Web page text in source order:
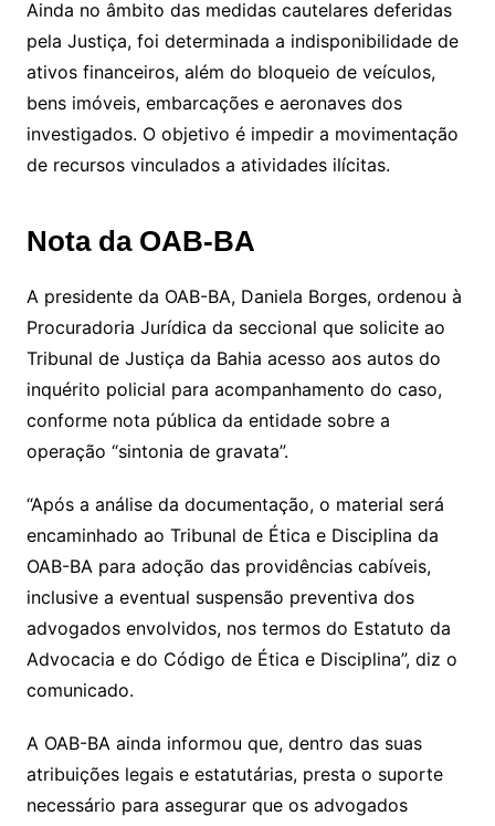
Ainda no âmbito das medidas cautelares deferidas
pela Justiça, foi determinada a indisponibilidade de
ativos financeiros, além do bloqueio de veículos,
bens imóveis, embarcações e aeronaves dos
investigados. O objetivo é impedir a movimentação
de recursos vinculados a atividades ilícitas.
Nota da OAB-BA
A presidente da OAB-BA, Daniela Borges, ordenou à
Procuradoria Jurídica da seccional que solicite ao
Tribunal de Justiça da Bahia acesso aos autos do
inquérito policial para acompanhamento do caso,
conforme nota pública da entidade sobre a
operação “sintonia de gravata”.
“Após a análise da documentação, o material será
encaminhado ao Tribunal de Ética e Disciplina da
OAB-BA para adoção das providências cabíveis,
inclusive a eventual suspensão preventiva dos
advogados envolvidos, nos termos do Estatuto da
Advocacia e do Código de Ética e Disciplina”, diz o
comunicado.
A OAB-BA ainda informou que, dentro das suas
atribuições legais e estatutárias, presta o suporte
necessário para assegurar que os advogados